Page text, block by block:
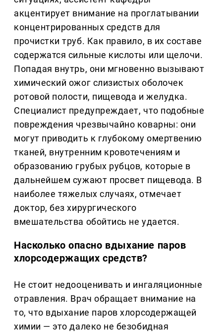
акцентирует внимание на проглатывании
концентрированных средств для
прочистки труб. Как правило, в их составе
содержатся сильные кислоты или щелочи.
Попадая внутрь, они мгновенно вызывают
химический ожог слизистых оболочек
ротовой полости, пищевода и желудка.
Специалист предупреждает, что подобные
повреждения чрезвычайно коварны: они
могут приводить к глубокому омертвению
тканей, внутренним кровотечениям и
образованию грубых рубцов, которые в
дальнейшем сужают просвет пищевода. В
наиболее тяжелых случаях, отмечает
доктор, без хирургического
вмешательства обойтись не удается.
Насколько опасно вдыхание паров
хлорсодержащих средств?
Не стоит недооценивать и ингаляционные
отравления. Врач обращает внимание на
то, что вдыхание паров хлорсодержащей
химии — это далеко не безобидная